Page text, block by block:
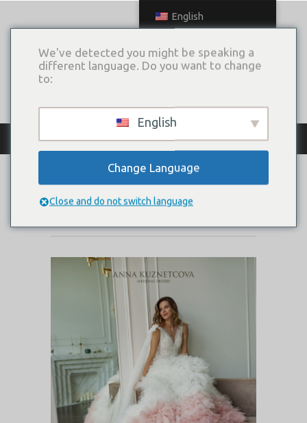
КАТАЛОГ ПЛАТЬЕВ
AMBR
English
We've detected you might be speaking a
different language. Do you want to change
to:
English
Change Language
Close and do not switch language